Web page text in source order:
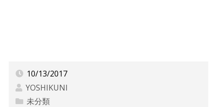
10/13/2017
YOSHIKUNI
未分類